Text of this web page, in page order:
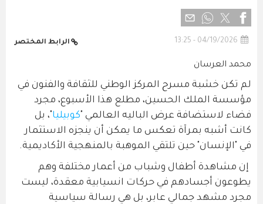
04/19/2026 - 13:25 الرابط المختصر
محمد العرسان
لم تكن خشبة مسرح المركز الوطني للثقافة والفنون في
مؤسسة الملك الحسين، مطلع هذا الأسبوع، مجرد
فضاء لاستضافة عرض الباليه العالمي "كوبيليا"، بل
كانت أشبه بمرآة تعكس ما يمكن أن ينجزه الاستثمار
في "الإنسان" حين تلتقي الموهبة بالمنهجية الأكاديمية.
إن مشاهدة أطفال وشباب من أعمار مختلفة وهم
يطوعون أجسادهم في حركات انسيابية معقدة، ليست
مجرد مشهد جمالي عابر، بل هي رسالة سياسية